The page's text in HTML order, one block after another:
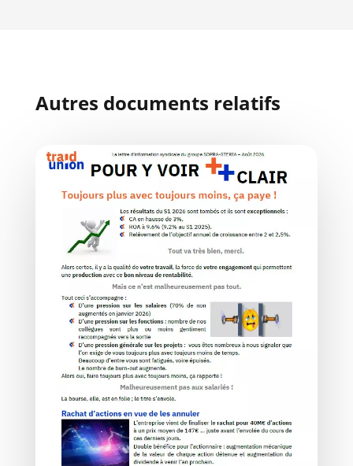
Autres documents relatifs